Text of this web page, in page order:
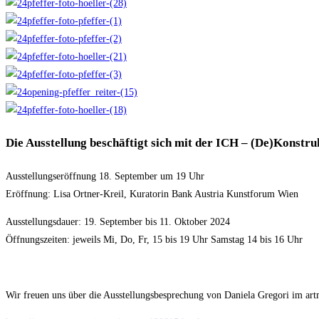
Die Ausstellung beschäftigt sich mit der ICH –
Ausstellungseröffnung 18. September um 19 Uhr
Eröffnung: Lisa Ortner-Kreil, Kuratorin Bank Austria Kunstforum Wien
Ausstellungsdauer: 19. September bis 11. Oktober 2024
Öffnungszeiten: jeweils Mi, Do, Fr, 15 bis 19 Uhr Samstag 14 bis 16 Uhr
Wir freuen uns über die Ausstellungsbesprechung von Daniela Gregori im